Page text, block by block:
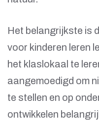
Het belangrijkste is
voor kinderen leren
het klaslokaal te
aangemoedigd om
te stellen en op
ontwikkelen